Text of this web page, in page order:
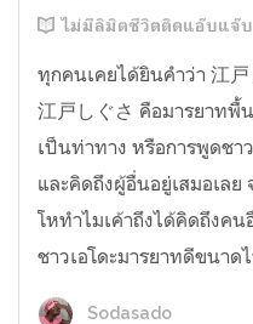
ไม่มีลิมิตชีวิตติดแอ๊บแจ๊บ
ทุกคนเคยได้ยินคำว่า 江
江戸しぐさ คือมารยาทพื้
เป็นท่าทาง หรือการพูดชา
และคิดถึงผู้อื่นอยู่เสมอเล
โหทำไมเค้าถึงได้คิดถึงค
ชาวเอโดะมารยาทดีขนาด
Sodasado